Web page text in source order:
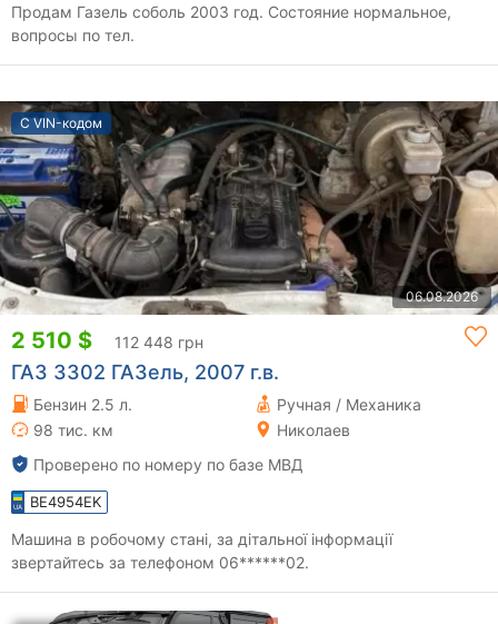
Продам Газель соболь 2003 год. Состояние нормальное,
вопросы по тел.
С VIN-кодом
06.08.2026
2 510 $ 112 448 грн
ГАЗ 3302 ГАЗель, 2007 г.в.
Бензин 2.5 л.
Ручная / Механика
98 тис. км
Николаев
Проверено по номеру по базе МВД
BE4954EK
Машина в робочому стані, за дітальної інформації
звертайтесь за телефоном 06******02.